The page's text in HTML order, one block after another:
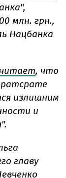
млн. грн.,
Нацбанка
, что
ратсрате
излишним
и
главу